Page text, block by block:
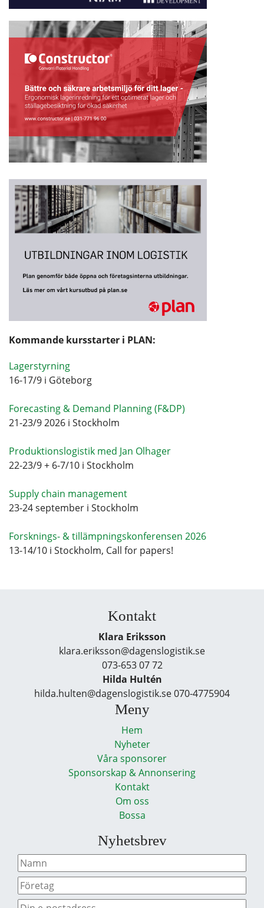
Kommande kursstarter i PLAN:
Lagerstyrning
16-17/9 i Göteborg
Forecasting & Demand Planning (F&DP)
21-23/9 2026 i Stockholm
Produktionslogistik med Jan Olhager
22-23/9 + 6-7/10 i Stockholm
Supply chain management
23-24 september i Stockholm
Forsknings- & tillämpningskonferensen 2026
13-14/10 i Stockholm, Call for papers!
Kontakt
Klara Eriksson
klara.eriksson@dagenslogistik.se
073-653 07 72
Hilda Hultén
hilda.hulten@dagenslogistik.se 070-4775904
Meny
Hem
Nyheter
Våra sponsorer
Sponsorskap & Annonsering
Kontakt
Om oss
Bossa
Nyhetsbrev